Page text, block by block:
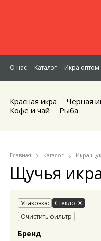
О нас Каталог Икра оптом
Красная икра Черная
Кофе и чай
Рыба
Главная Каталог Икра
Щучья икра
Упаковка:
Стекло
Очистить фильтр
Бренд